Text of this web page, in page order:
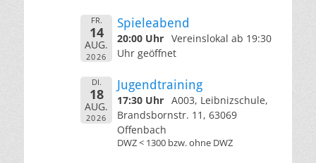
FR.
14
AUG.
2026
Spieleabend
20:00 Uhr Vereinslokal ab 19:30
Uhr geöffnet
DI.
18
AUG.
2026
Jugendtraining
17:30 Uhr A003, Leibnizschule,
Brandsbornstr. 11, 63069
Offenbach
DWZ < 1300 bzw. ohne DWZ